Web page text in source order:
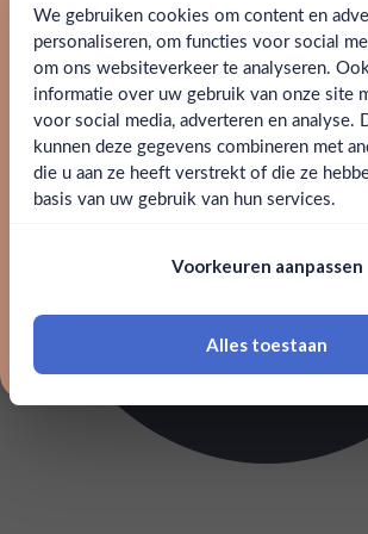
Ben jij 18 jaar of
Ja
18 jaar of ouder zijn
We gebruiken cookies om content en
personaliseren, om functies voor social
om ons websiteverkeer te analyseren.
informatie over uw gebruik van onze site
voor social media, adverteren en analyse.
kunnen deze gegevens combineren met
die u aan ze heeft verstrekt of die ze
basis van uw gebruik van hun services.
Voorkeuren aanpassen
Alles toestaan
Schrijf je in en ontvang direct 5%
bestelling.
Email
Claim mijn korting